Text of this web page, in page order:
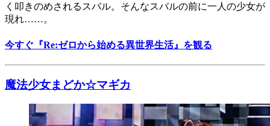
く叩きのめされるスバル。そんなスバルの前に一人の少女が
現れ……。
今すぐ『Re:ゼロから始める異世界生活』を観る
魔法少女まどか☆マギカ